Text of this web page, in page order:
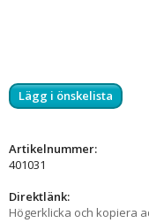
Lägg i önskelista
Artikelnummer:
401031
Direktlänk:
Högerklicka och kopiera